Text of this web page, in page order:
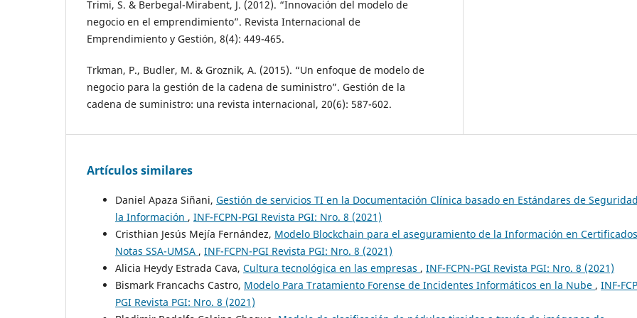
Trimi, S. & Berbegal-Mirabent, J. (2012). “Innovación del modelo de
negocio en el emprendimiento”. Revista Internacional de
Emprendimiento y Gestión, 8(4): 449-465.
Trkman, P., Budler, M. & Groznik, A. (2015). “Un enfoque de modelo de
negocio para la gestión de la cadena de suministro”. Gestión de la
cadena de suministro: una revista internacional, 20(6): 587-602.
Artículos similares
Daniel Apaza Siñani, Gestión de servicios TI en la Documentación Clínica basado en Estándares de
la Información , INF-FCPN-PGI Revista PGI: Nro. 8 (2021)
Cristhian Jesús Mejía Fernández, Modelo Blockchain para el aseguramiento de la Información en
Notas SSA-UMSA , INF-FCPN-PGI Revista PGI: Nro. 8 (2021)
Alicia Heydy Estrada Cava, Cultura tecnológica en las empresas , INF-FCPN-PGI Revista PGI: Nro. 8 (2021)
Bismark Francachs Castro, Modelo Para Tratamiento Forense de Incidentes Informáticos en la Nube , INF-
PGI Revista PGI: Nro. 8 (2021)